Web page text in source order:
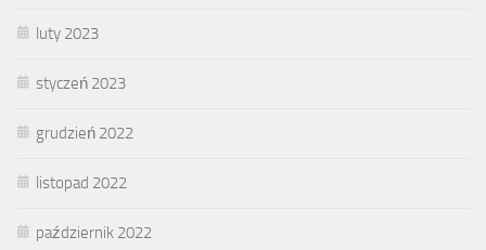
luty 2023
styczeń 2023
grudzień 2022
listopad 2022
październik 2022